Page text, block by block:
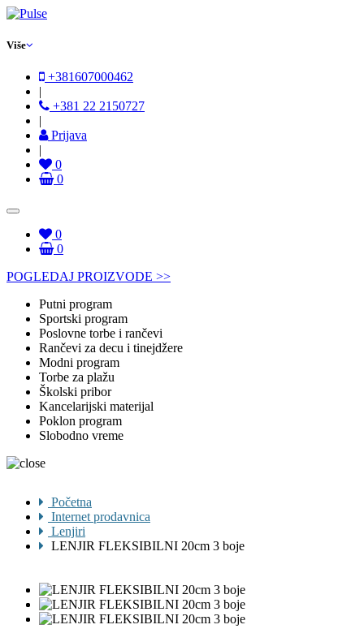
Više
+381607000462
|
+381 22 2150727
|
Prijava
|
0
0
0
0
POGLEDAJ PROIZVODE >>
Putni program
Sportski program
Poslovne torbe i rančevi
Rančevi za decu i tinejdžere
Modni program
Torbe za plažu
Školski pribor
Kancelarijski materijal
Poklon program
Slobodno vreme
Početna
Internet prodavnica
Lenjiri
LENJIR FLEKSIBILNI 20cm 3 boje